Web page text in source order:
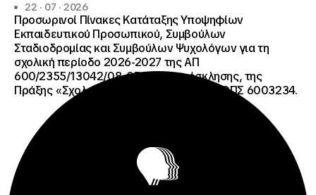
22 · 07 · 2026
Προσωρινοί Πίνακες Κατάταξης Υποψηφίων
Εκπαιδευτικού Προσωπικού, Συμβούλων
Σταδιοδρομίας και Συμβούλων Ψυχολόγων για τη
σχολική περίοδο 2026-2027 της ΑΠ
600/2355/13042/08-05-2026 πρόσκλησης, της
Πράξης «Σχολεία Δεύτερης Ευκαιρίας», ΟΠΣ 6003234.